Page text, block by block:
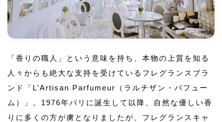
「香りの職人」という意味を持ち、本物の上質を知る
人々からも絶大な支持を受けているフレグランスブラ
ンド「L’Artisan Parfumeur（ラルチザン・パフュー
ム）」。1976年パリに誕生して以降、自然な優しい香
りに多くの方が虜となりましたが、フレグランスキャ